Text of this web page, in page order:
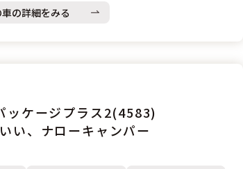
車の詳細をみる
ケージプラス2(4583)
い、ナローキャンパー